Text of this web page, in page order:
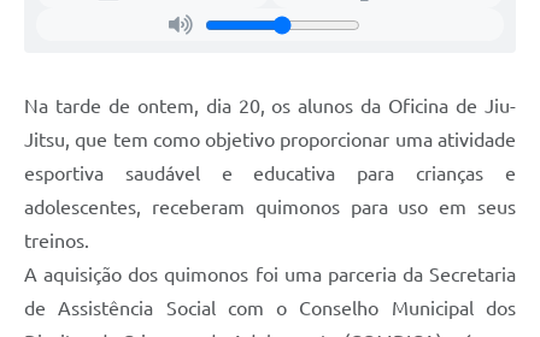
Editais
Links
Agenda
SIC
Na tarde de ontem, dia 20, os alunos da Oficina de Jiu-
Jitsu, que tem como objetivo proporcionar uma atividade
esportiva saudável e educativa para crianças e
adolescentes, receberam quimonos para uso em seus
treinos.
A aquisição dos quimonos foi uma parceria da Secretaria
de Assistência Social com o Conselho Municipal dos